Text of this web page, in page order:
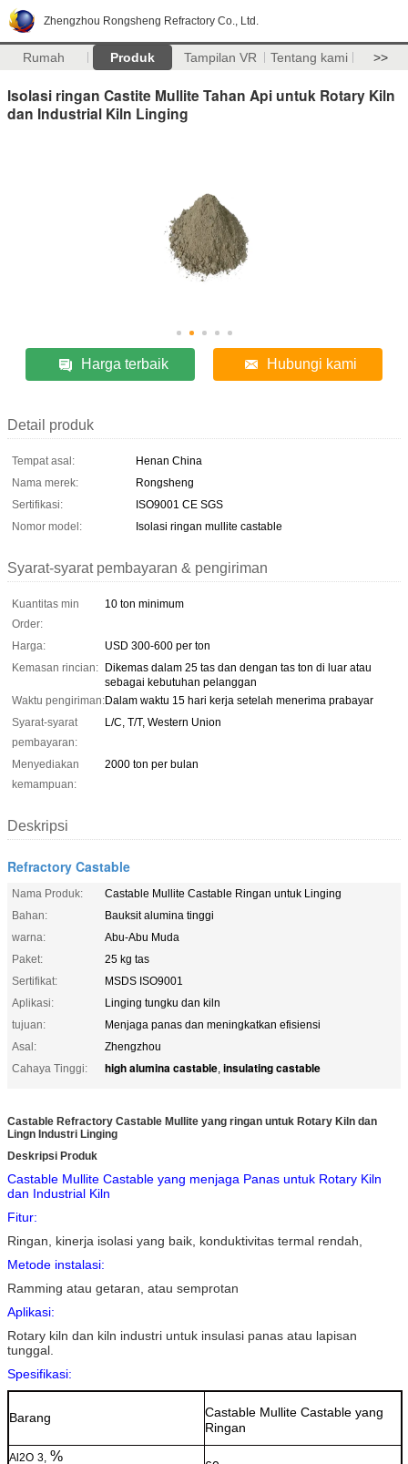
Zhengzhou Rongsheng Refractory Co., Ltd.
Rumah Produk Tampilan VR Tentang kami >>
Isolasi ringan Castite Mullite Tahan Api untuk Rotary Kiln
dan Industrial Kiln Linging
Harga terbaik Hubungi kami
Detail produk
Tempat asal:
Henan China
Nama merek:
Rongsheng
Sertifikasi:
ISO9001 CE SGS
Nomor model:
Isolasi ringan mullite castable
Syarat-syarat pembayaran & pengiriman
Kuantitas min
Order:
10 ton minimum
Harga:
USD 300-600 per ton
Kemasan rincian: Dikemas dalam 25 tas dan dengan tas ton di luar atau
sebagai kebutuhan pelanggan
Waktu pengiriman:Dalam waktu 15 hari kerja setelah menerima prabayar
Syarat-syarat
pembayaran:
L/C, T/T, Western Union
Menyediakan
kemampuan:
2000 ton per bulan
Deskripsi
Refractory Castable
Nama Produk:
Castable Mullite Castable Ringan untuk Linging
Bahan:
Bauksit alumina tinggi
warna:
Abu-Abu Muda
Paket:
25 kg tas
Sertifikat:
MSDS ISO9001
Aplikasi:
Linging tungku dan kiln
tujuan:
Menjaga panas dan meningkatkan efisiensi
Asal:
Zhengzhou
Cahaya Tinggi:
high alumina castable, insulating castable
Castable Refractory Castable Mullite yang ringan untuk Rotary Kiln dan
Lingn Industri Linging
Deskripsi Produk
Castable Mullite Castable yang menjaga Panas untuk Rotary Kiln
dan Industrial Kiln
Fitur:
Ringan, kinerja isolasi yang baik, konduktivitas termal rendah,
Metode instalasi:
Ramming atau getaran, atau semprotan
Aplikasi:
Rotary kiln dan kiln industri untuk insulasi panas atau lapisan
tunggal.
Spesifikasi:
Barang
Castable Mullite Castable yang
Ringan
Al2O 3, %